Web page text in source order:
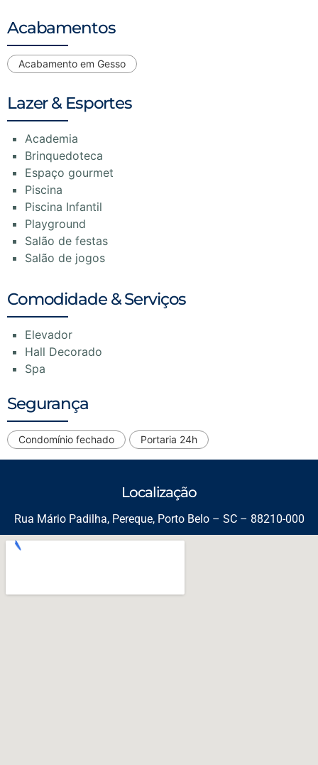
Acabamentos
Acabamento em Gesso
Lazer & Esportes
Academia
Brinquedoteca
Espaço gourmet
Piscina
Piscina Infantil
Playground
Salão de festas
Salão de jogos
Comodidade & Serviços
Elevador
Hall Decorado
Spa
Segurança
Condomínio fechado Portaria 24h
Localização
Rua Mário Padilha, Pereque, Porto Belo – SC – 88210-000